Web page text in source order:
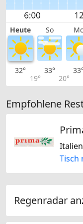
Heute So
32°
19°
33°
20°
Empfohlene
Tisch
Regenradar